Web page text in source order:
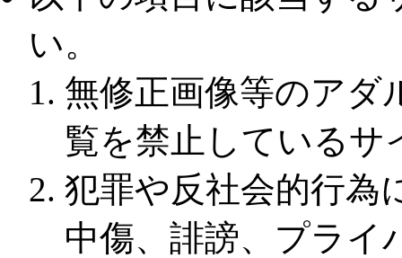
い。
無修正画像等のアダ
覧を禁止しているサ
犯罪や反社会的行為
中傷、誹謗、プライ